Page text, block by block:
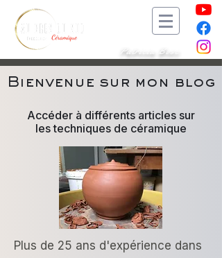
Patricia Bosc
Bienvenue sur mon blog
Accéder à différents articles sur
les techniques de céramique
Plus de 25 ans d'expérience dans